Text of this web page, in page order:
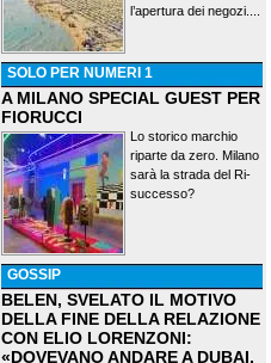
l’apertura dei negozi....
SOLO PER NUMERI 1
A MILANO SPECIAL GUEST PER
FIORUCCI
Lo storico marchio
riparte da zero. Milano
sarà la strada del Ri-
successo?
GOSSIP
BELEN, SVELATO IL MOTIVO
DELLA FINE DELLA RELAZIONE
CON ELIO LORENZONI:
«DOVEVANO ANDARE A DUBAI,